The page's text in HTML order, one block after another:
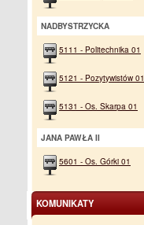
NADBYSTRZYCKA
5111 - Politechnika 01
5121 - Pozytywistów 01
5131 - Os. Skarpa 01
JANA PAWŁA II
5601 - Os. Górki 01
KOMUNIKATY